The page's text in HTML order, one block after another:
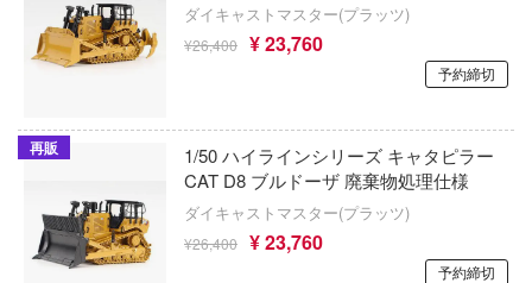
ダイキャストマスター(プラッツ)
¥26,400 ¥ 23,760
予約締切
再販
1/50 ハイラインシリーズ キャタピラー
CAT D8 ブルドーザ 廃棄物処理仕様
ダイキャストマスター(プラッツ)
¥26,400 ¥ 23,760
予約締切
バニーガーデン
パニシング：グレイレイヴン
PANTY & STOCKING with GARTERBELT
GIGA GARAGE(ベルファイン)
京都フィギュア
キューズQ
京商
レイドッグス
サイバーフォーミュラ
コネクト！Re:Dive
シリーズ
ーンズレッド